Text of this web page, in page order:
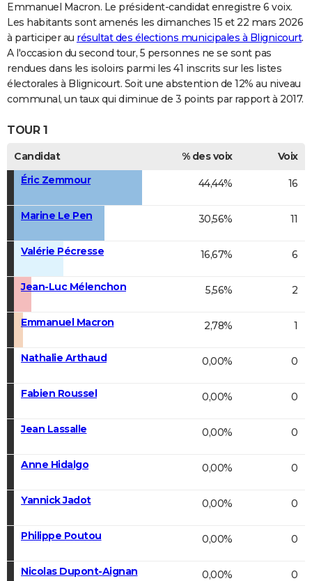
Emmanuel Macron. Le président-candidat enregistre 6 voix.
Les habitants sont amenés les dimanches 15 et 22 mars 2026
à participer au résultat des élections municipales à Blignicourt.
A l'occasion du second tour, 5 personnes ne se sont pas
rendues dans les isoloirs parmi les 41 inscrits sur les listes
électorales à Blignicourt. Soit une abstention de 12% au niveau
communal, un taux qui diminue de 3 points par rapport à 2017.
TOUR 1
Candidat % des voix
Voix
Éric Zemmour
44,44% 16
Marine Le Pen 30,56% 11
Valérie Pécresse 16,67% 6
Jean-Luc Mélenchon 5,56% 2
Emmanuel Macron 2,78% 1
Nathalie Arthaud 0,00% 0
Fabien Roussel 0,00% 0
Jean Lassalle 0,00% 0
Anne Hidalgo 0,00% 0
Yannick Jadot 0,00% 0
Philippe Poutou 0,00% 0
Nicolas Dupont-Aignan 0,00% 0